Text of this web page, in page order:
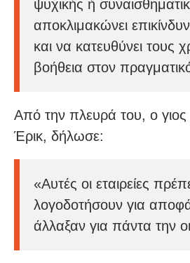
ψυχικής ή
αποκλιμακώνει
και να κατευθύνει τους
βοήθεια στον
Από την πλευρά του, ο
Έρικ, δήλωσε:
«Αυτές οι εταιρείες
λογοδοτήσουν για
άλλαξαν για πάντα την